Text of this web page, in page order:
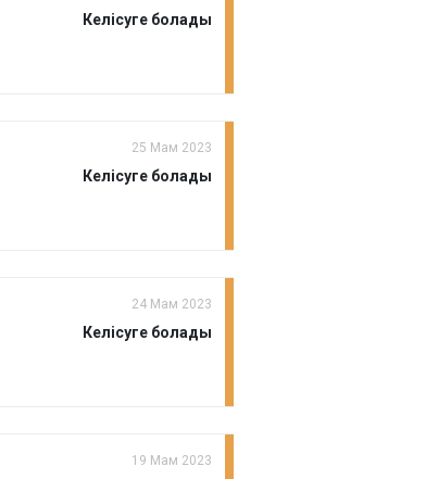
Келісуге болады
25 Мам 2023
Келісуге болады
24 Мам 2023
Келісуге болады
19 Мам 2023